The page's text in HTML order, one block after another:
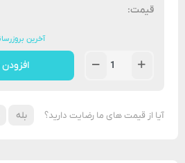
قیمت:
آخرین بروزرسانی
آیا از قیمت های ما رضایت دارید؟ بله